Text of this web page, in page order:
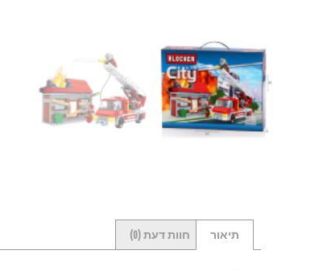
תיאור חוות דעת (0)